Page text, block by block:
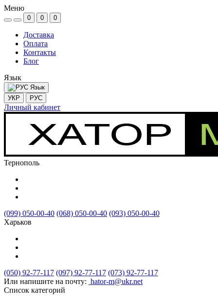
Меню
0 0 0
Доставка
Оплата
Контакты
Блог
Язык
Язык
УКР
РУС
Личный кабинет
Тернополь
(099) 050-00-40 (068) 050-00-40 (093) 050-00-40
Харьков
(050) 92-77-117 (097) 92-77-117 (073) 92-77-117
Или напишите на почту: hator-m@ukr.net
Список категорий